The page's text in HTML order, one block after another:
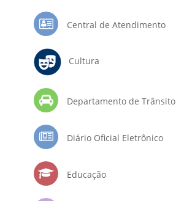
Central de Atendimento
Cultura
Departamento de Trânsito
Diário Oficial Eletrônico
Educação